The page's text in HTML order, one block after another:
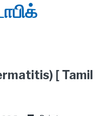
[ Tamil